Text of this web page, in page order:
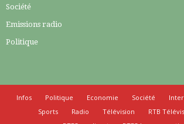
Société
Emissions radio
Politique
Infos Politique Economie Société
Sports
Radio Télévision
RTB